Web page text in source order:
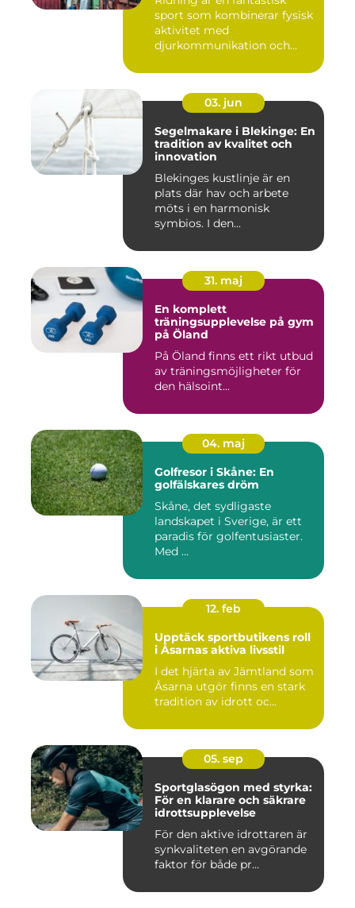
sport som kombinerar fysisk
aktivitet med
djurkommunikation och
03. jun
Segelmakare i Blekinge: En
tradition av kvalitet och
innovation
Blekinges kustlinje är en
plats där hav och arbete
möts i en harmonisk
symbios. I den...
31. maj
En komplett
träningsupplevelse på gym
på Öland
På Öland finns ett rikt utbud
av träningsmöjligheter för
den hälsoint...
04. maj
Golfresor i Skåne: En
golfälskares dröm
Skåne, det sydligaste
landskapet i Sverige, är ett
paradis för golfentusiaster.
Med ...
12. feb
Upptäck sportbutikens roll
i Åsarnas aktiva livsstil
I det hjärta av Jämtland som
Åsarna utgör finns en stark
tradition av idrott oc...
05. sep
Sportglasögon med styrka:
För en klarare och säkrare
idrottsupplevelse
För den aktive idrottaren är
synkvaliteten en avgörande
faktor för både pr...